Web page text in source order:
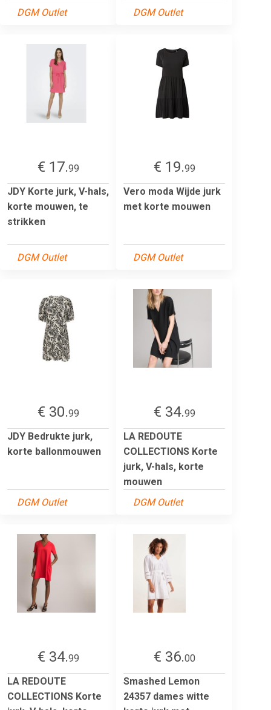
DGM Outlet DGM Outlet
€ 17.99
JDY Korte jurk, V-hals,
korte mouwen, te
strikken
DGM Outlet
€ 19.99
Vero moda Wijde jurk
met korte mouwen
DGM Outlet
€ 30.99
JDY Bedrukte jurk,
korte ballonmouwen
DGM Outlet
€ 34.99
LA REDOUTE
COLLECTIONS Korte
jurk, V-hals, korte
mouwen
DGM Outlet
€ 34.99
LA REDOUTE
COLLECTIONS Korte
€ 36.00
Smashed Lemon
24357 dames witte